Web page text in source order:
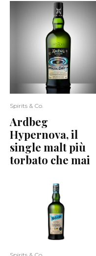
Spirits & Co.
Ardbeg
Hypernova, il
single malt più
torbato che mai